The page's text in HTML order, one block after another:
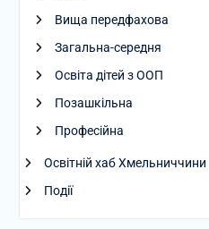
Вища передфахова
Загальна-середня
Освіта дітей з ООП
Позашкільна
Професійна
Освітній хаб Хмельниччини
Події